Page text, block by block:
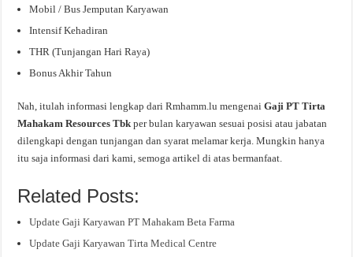
Mobil / Bus Jemputan Karyawan
Intensif Kehadiran
THR (Tunjangan Hari Raya)
Bonus Akhir Tahun
Nah, itulah informasi lengkap dari Rmhamm.lu mengenaiGaji PT Tirta
Mahakam Resources Tbkper bulan karyawan sesuai posisi atau jabatan
dilengkapi dengan tunjangan dan syarat melamar kerja. Mungkin hanya
itu saja informasi dari kami, semoga artikel di atas bermanfaat.
Related Posts:
Update Gaji Karyawan PT Mahakam Beta Farma
Update Gaji Karyawan Tirta Medical Centre